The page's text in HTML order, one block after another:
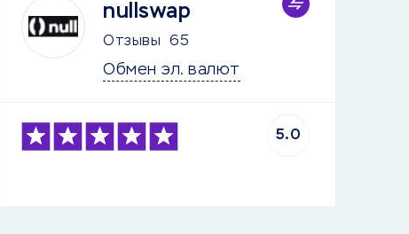
nullswap
Отзывы 65
Обмен эл. валют
5.0